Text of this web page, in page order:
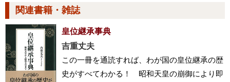
関連書籍・雑誌
皇位継承事典
吉重丈夫
この一冊を通読すれば、わが国の皇位継承の歴
史がすべてわかる！ 昭和天皇の崩御により即